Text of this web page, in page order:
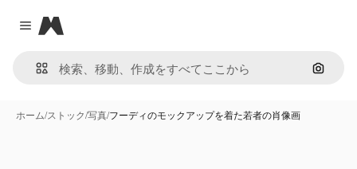
Close menu
Magnific
画像で
ホーム/ストック/写真/フーディのモックアップを着た若者の肖像画